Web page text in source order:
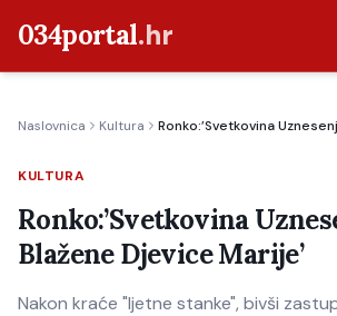
034portal.hr
Crna kronika
Poljoprivreda
Politika
Gospodarstvo
Naslovnica Kultura Ronko:’Svetkovina
KULTURA
Ronko:’Svetkovina
Blažene Djevice Marije’
Nakon kraće "ljetne stanke", bivši